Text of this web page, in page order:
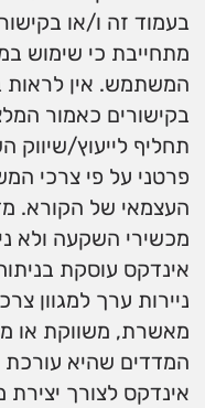
בעמוד זה ו/או
מתחייבת כי שימוש
המשתמש. אין לראות
בקישורים כאמור
תחליף לייעוץ/שיווק
פרטני על פי צרכי
העצמאי של הקורא.
מכשירי השקעה ולא
אינדקס עוסקת
ניירות ערך למגוון
מאשרת, משווקת או
המדדים שהיא
אינדקס לצורך